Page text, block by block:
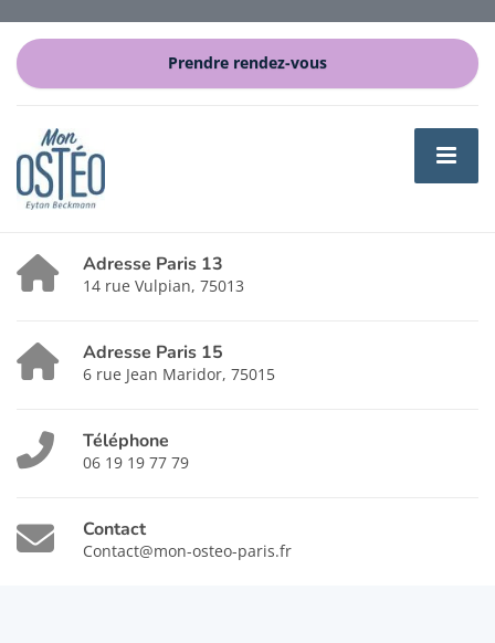
Prendre rendez-vous
Adresse Paris 13
14 rue Vulpian, 75013
Adresse Paris 15
6 rue Jean Maridor, 75015
Téléphone
06 19 19 77 79
Contact
Contact@mon-osteo-paris.fr